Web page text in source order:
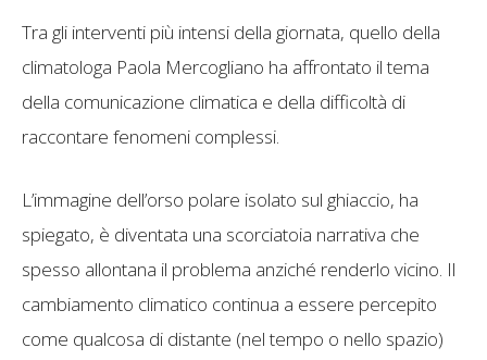
Tra gli interventi più intensi della giornata, quello della
climatologa Paola Mercogliano ha affrontato il tema
della comunicazione climatica e della difficoltà di
raccontare fenomeni complessi.
L’immagine dell’orso polare isolato sul ghiaccio, ha
spiegato, è diventata una scorciatoia narrativa che
spesso allontana il problema anziché renderlo vicino. Il
cambiamento climatico continua a essere percepito
come qualcosa di distante (nel tempo o nello spazio)